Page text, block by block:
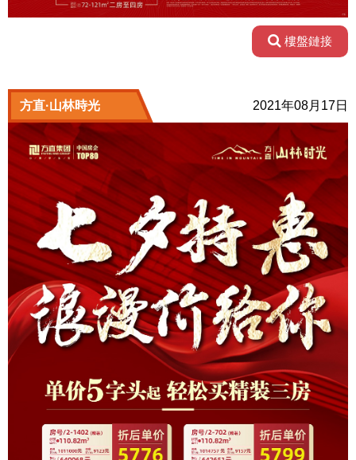
樓盤鏈接
2021年08月17日
方直·山林時光